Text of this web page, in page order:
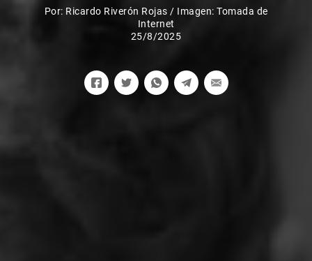
Por: Ricardo Riverón Rojas / Imagen: Tomada de
Internet
25/8/2025